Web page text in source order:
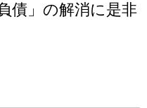
債」の解消に是非